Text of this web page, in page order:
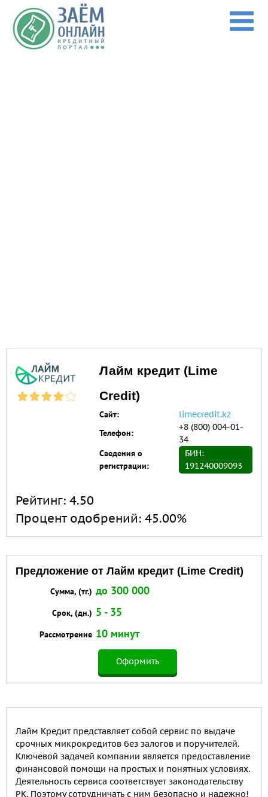
Перейти к основному содержанию
Лайм кредит (Lime
Credit)
Сайт:
limecredit.kz
Телефон:
+8 (800) 004-01-
34
Сведения о
регистрации:
БИН:
191240009093
Рейтинг: 4.50
Процент одобрений: 45.00%
Предложение от Лайм кредит (Lime Credit)
Оформить
Сумма, (тг.) до 300 000
Срок, (дн.) 5 - 35
Рассмотрение 10 минут
Лайм Кредит представляет собой сервис по выдаче
срочных микрокредитов без залогов и поручителей.
Ключевой задачей компании является предоставление
финансовой помощи на простых и понятных условиях.
Деятельность сервиса соответствует законодательству
РК. Поэтому сотрудничать с ним безопасно и надежно!